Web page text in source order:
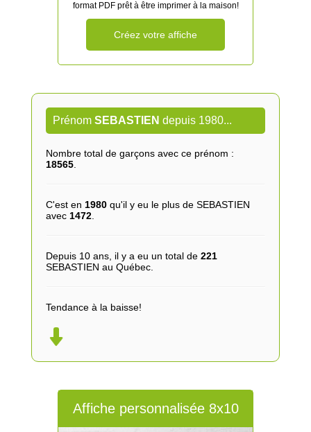
format PDF prêt à être imprimer à la maison!
Créez votre affiche
Prénom SEBASTIEN depuis 1980...
Nombre total de garçons avec ce prénom :
18565.
C'est en 1980qu'il y eu le plus de SEBASTIEN
avec 1472.
Depuis 10 ans, il y a eu un total de 221
SEBASTIEN au Québec.
Tendance à la baisse!
Affiche personnalisée 8x10